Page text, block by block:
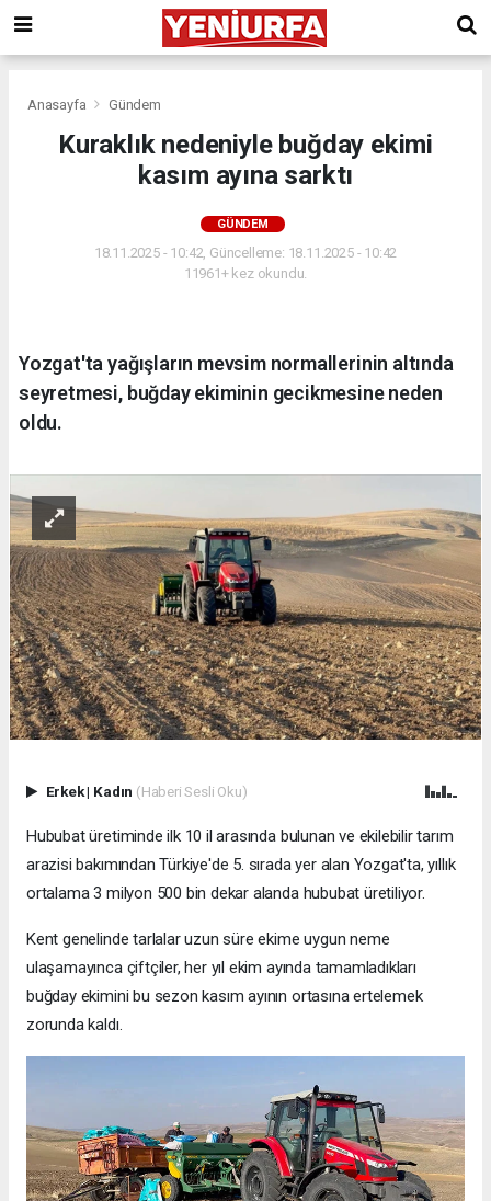
Anasayfa Gündem
Kuraklık nedeniyle buğday ekimi
kasım ayına sarktı
GÜNDEM
18.11.2025 - 10:42, Güncelleme: 18.11.2025 - 10:42
11961+ kez okundu.
Yozgat'ta yağışların mevsim normallerinin altında
seyretmesi, buğday ekiminin gecikmesine neden
oldu.
Erkek| Kadın (Haberi Sesli Oku)
Hububat üretiminde ilk 10 il arasında bulunan ve ekilebilir tarım
arazisi bakımından Türkiye'de 5. sırada yer alan Yozgat'ta, yıllık
ortalama 3 milyon 500 bin dekar alanda hububat üretiliyor.
Kent genelinde tarlalar uzun süre ekime uygun neme
ulaşamayınca çiftçiler, her yıl ekim ayında tamamladıkları
buğday ekimini bu sezon kasım ayının ortasına ertelemek
zorunda kaldı.